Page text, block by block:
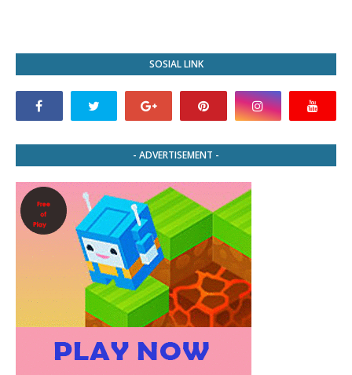
SOSIAL LINK
- ADVERTISEMENT -